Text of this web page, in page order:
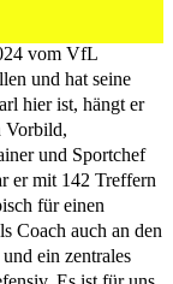
vom VfL
und hat seine
hier ist, hängt er
Vorbild,
und Sportchef
er mit 142 Treffern
für einen
Coach auch an den
ein zentrales